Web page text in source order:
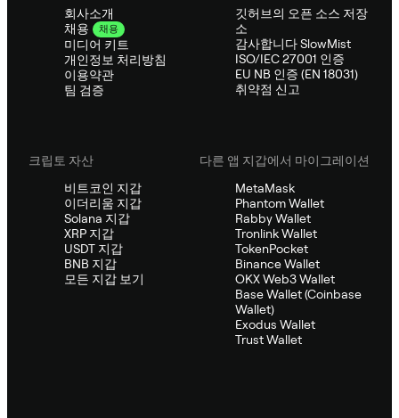
회사소개
채용
채용
미디어 키트
개인정보 처리방침
이용약관
팀 검증
깃허브의 오픈 소스 저장
소
감사합니다 SlowMist
ISO/IEC 27001 인증
EU NB 인증 (EN 18031)
취약점 신고
크립토 자산
비트코인 지갑
이더리움 지갑
Solana 지갑
XRP 지갑
USDT 지갑
BNB 지갑
모든 지갑 보기
다른 앱 지갑에서 마이그레이션
MetaMask
Phantom Wallet
Rabby Wallet
Tronlink Wallet
TokenPocket
Binance Wallet
OKX Web3 Wallet
Base Wallet (Coinbase
Wallet)
Exodus Wallet
Trust Wallet